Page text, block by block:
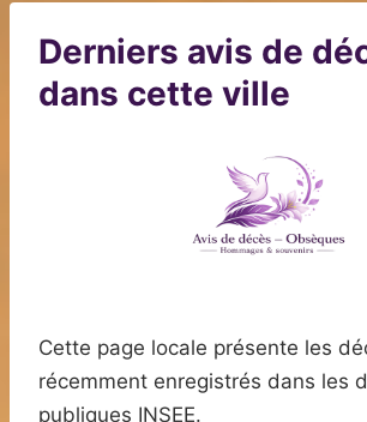
Derniers avis de
dans cette ville
Cette page locale présente les
récemment enregistrés dans les
publiques INSEE.